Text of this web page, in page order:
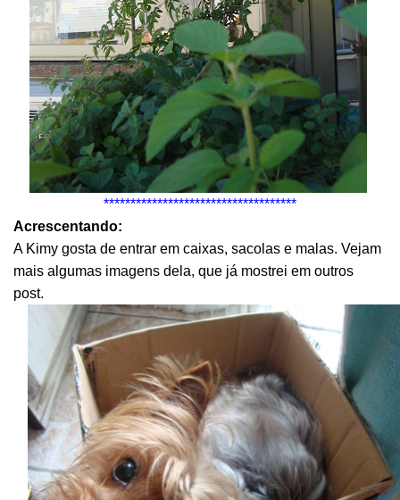
************************************
Acrescentando:
A Kimy gosta de entrar em caixas, sacolas e malas. Vejam
mais algumas imagens dela, que já mostrei em outros
post.